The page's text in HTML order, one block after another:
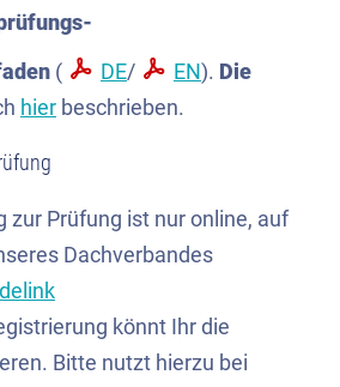
( DE/ EN). Die
hier beschrieben.
zur Prüfung ist nur online, auf
Dachverbandes
könnt Ihr die
Bitte nutzt hierzu bei